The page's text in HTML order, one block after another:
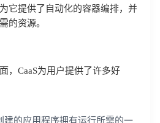
它提供了自动化的容器编排，并
的资源。
，CaaS为用户提供了许多好
建的应用程序拥有运行所需的一